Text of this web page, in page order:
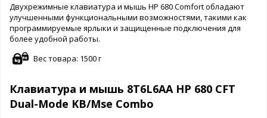
Двухрежимные клавиатура и мышь HP 680 Comfort обладают
улучшенными функциональными возможностями, такими как
программируемые ярлыки и защищенные подключения для
более удобной работы.
Вес товара: 1500 г
Клавиатура и мышь 8T6L6AA HP 680 CFT
Dual-Mode KB/Mse Combo